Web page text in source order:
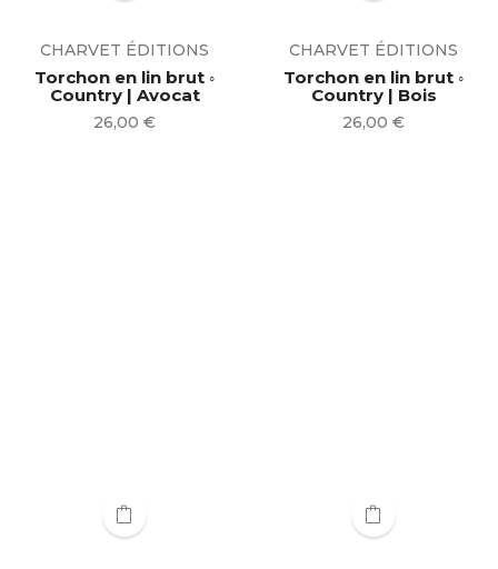
CHARVET ÉDITIONS
Torchon en lin brut ◦
Country | Avocat
Prix
26,00 €
CHARVET ÉDITIONS
Torchon en lin brut ◦
Country | Bois
Prix
26,00 €